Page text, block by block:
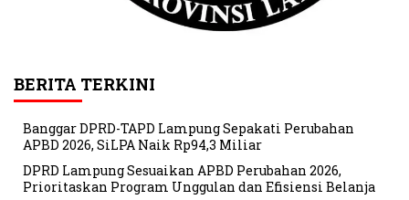
BERITA TERKINI
Banggar DPRD-TAPD Lampung Sepakati Perubahan
APBD 2026, SiLPA Naik Rp94,3 Miliar
DPRD Lampung Sesuaikan APBD Perubahan 2026,
Prioritaskan Program Unggulan dan Efisiensi Belanja